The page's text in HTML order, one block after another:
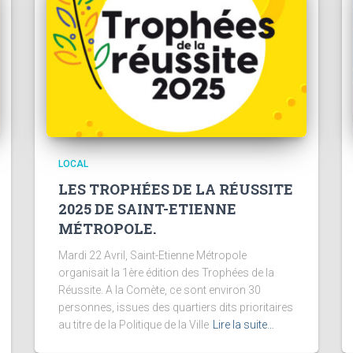
LOCAL
LES TROPHÉES DE LA RÉUSSITE
2025 DE SAINT-ETIENNE
MÉTROPOLE.
Mardi 22 Avril, Saint-Etienne Métropole
organisait la 1ère édition des Trophées de la
Réussite. A la Comète, ce sont environ 30
personnes, issues des quartiers dits prioritaires
au titre de la Politique de la Ville
Lire la suite…